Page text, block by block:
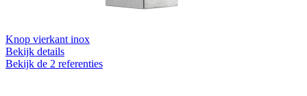
Knop vierkant inox
Bekijk details
Bekijk de 2 referenties